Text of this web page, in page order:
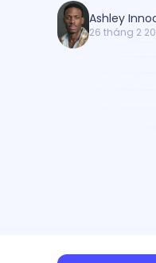
Ashley
26 tháng 2